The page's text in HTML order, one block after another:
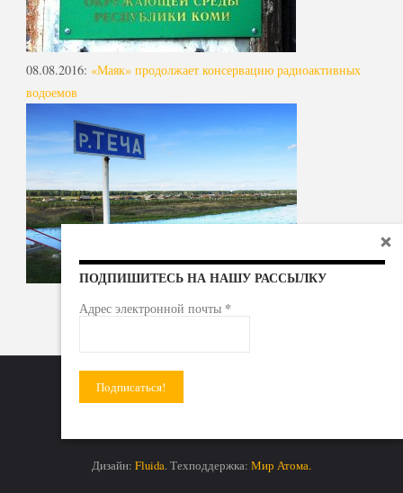
08.08.2016: «Маяк» продолжает консервацию радиоактивных
водоемов
Дизайн: Fluida. Техподдержка: Мир Атома.
ПОДПИШИТЕСЬ НА НАШУ РАССЫЛКУ
Адрес электронной почты *